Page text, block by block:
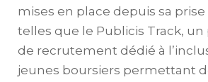
mises en place depuis sa
telles que le Publicis Track,
de recrutement dédié à
jeunes boursiers permettant